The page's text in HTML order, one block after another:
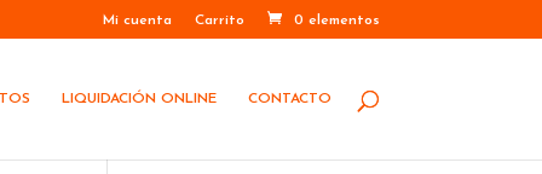
Mi cuenta Carrito 0 elementos
LIQUIDACIÓN ONLINE CONTACTO